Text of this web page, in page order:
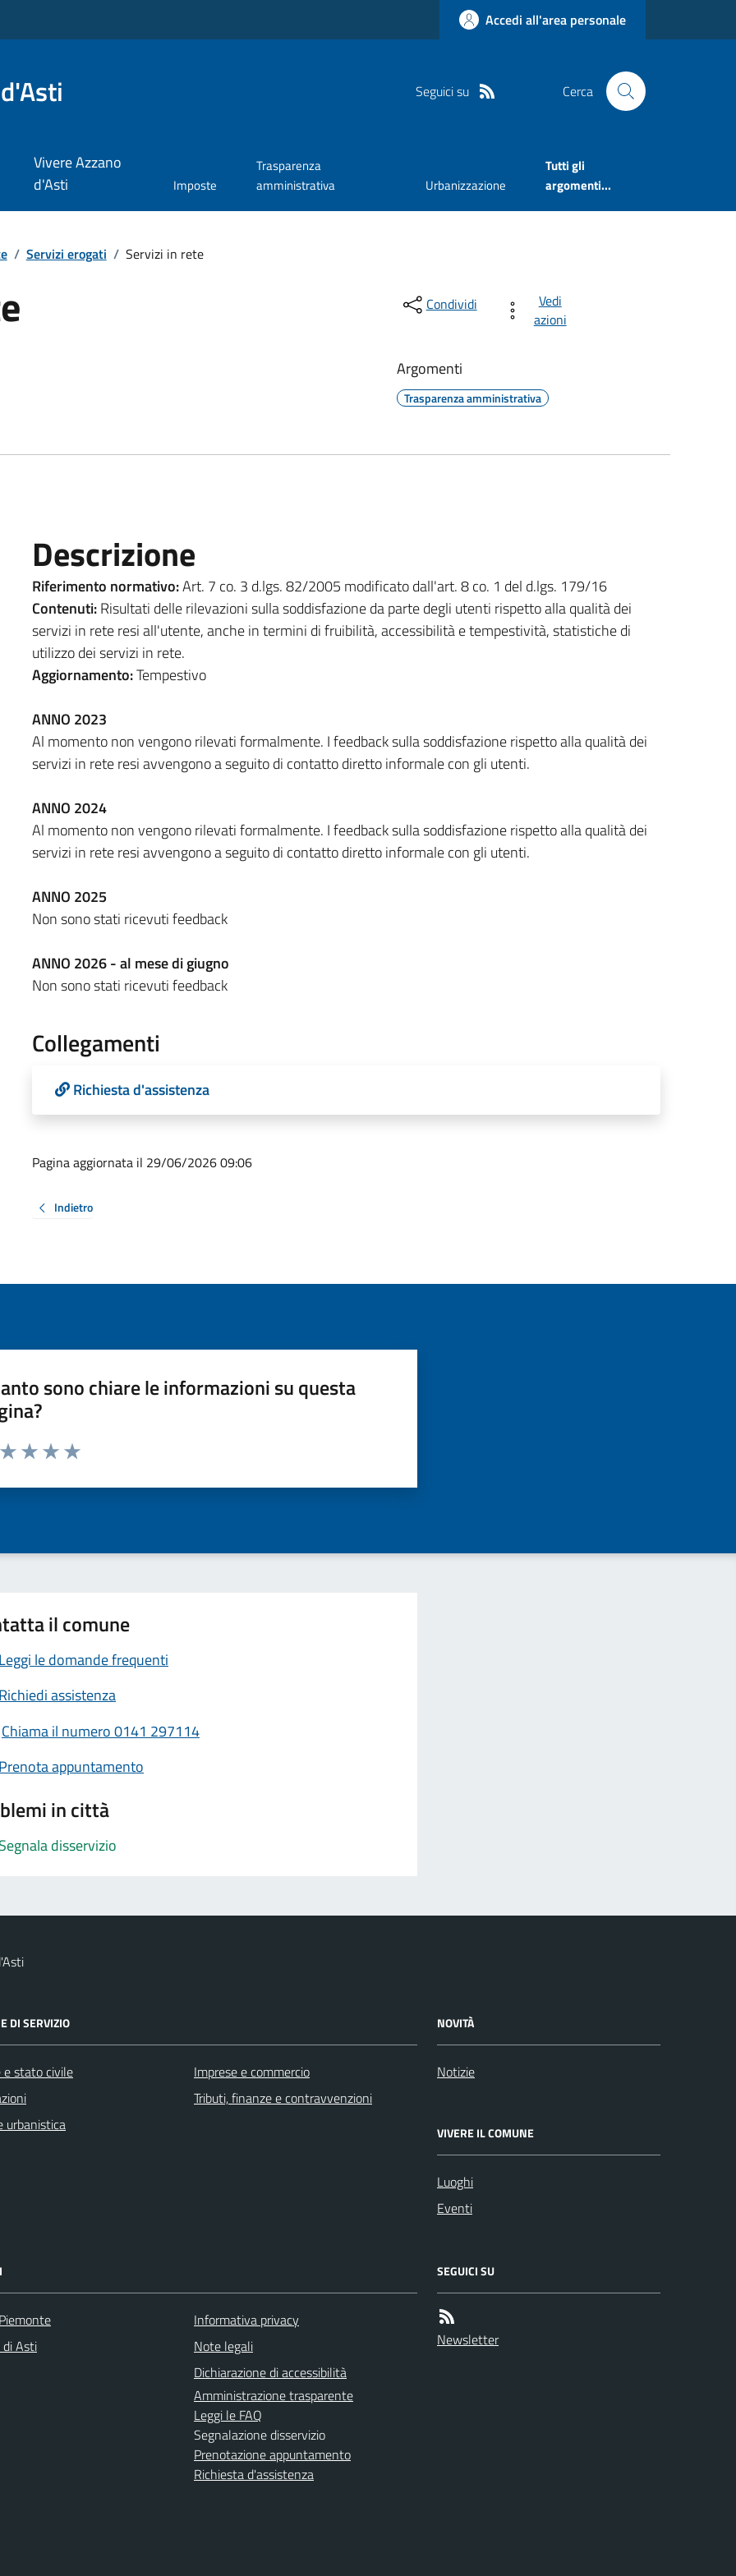
Accedi all'area personale
Seguici su Cerca
Vivere Azzano
d'Asti
Imposte
Trasparenza
amministrativa
Urbanizzazione
Tutti gli
argomenti...
/ Servizi erogati / Servizi in rete
Condividi
Vedi
azioni
Argomenti
Trasparenza amministrativa
Descrizione
Riferimento normativo:Art. 7 co. 3 d.lgs. 82/2005 modificato dall'art. 8 co. 1 del d.lgs. 179/16
Contenuti:Risultati delle rilevazioni sulla soddisfazione da parte degli utenti rispetto alla qualità dei
servizi in rete resi all'utente, anche in termini di fruibilità, accessibilità e tempestività, statistiche di
utilizzo dei servizi in rete.
Aggiornamento:Tempestivo
ANNO 2023
Al momento non vengono rilevati formalmente. I feedback sulla soddisfazione rispetto alla qualità dei
servizi in rete resi avvengono a seguito di contatto diretto informale con gli utenti.
ANNO 2024
Al momento non vengono rilevati formalmente. I feedback sulla soddisfazione rispetto alla qualità dei
servizi in rete resi avvengono a seguito di contatto diretto informale con gli utenti.
ANNO 2025
Non sono stati ricevuti feedback
ANNO 2026 - al mese di giugno
Non sono stati ricevuti feedback
Collegamenti
Richiesta d'assistenza
Pagina aggiornata il 29/06/2026 09:06
Indietro
sono chiare le informazioni su questa
da 1 a 5 stelle la pagina
il comune
Leggi le domande frequenti
Richiedi assistenza
Chiama il numero 0141 297114
Prenota appuntamento
in città
Segnala disservizio
DI SERVIZIO
e stato civile
urbanistica
Imprese e commercio
Tributi, finanze e contravvenzioni
NOVITÀ
Notizie
VIVERE IL COMUNE
Luoghi
Eventi
di Asti
Informativa privacy
Note legali
Dichiarazione di accessibilità
Amministrazione trasparente
Leggi le FAQ
Segnalazione disservizio
Prenotazione appuntamento
Richiesta d'assistenza
SEGUICI SU
Newsletter